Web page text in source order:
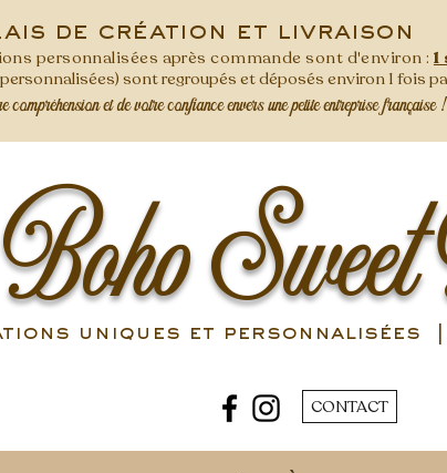
de création et livraison
personnalisées après commande sont d'environ :
sont regroupés et déposés environ 1 fois
et de votre confiance envers une petite entreprise française !
Boho
uniques et personnalisées |
CONTACT